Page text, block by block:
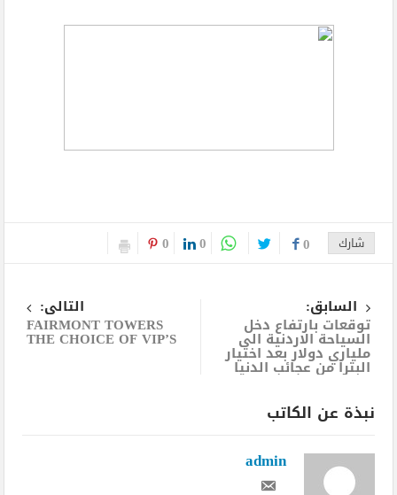
شارك 0
0
0
السابق:
توقعات بارتفاع دخل
السياحة الاردنية الى
ملياري دولار بعد اختيار
البترا من عجائب الدنيا
التالى:
FAIRMONT TOWERS
THE CHOICE OF VIP’S
نبذة عن الكاتب
admin